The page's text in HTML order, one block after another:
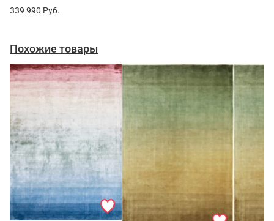
339 990 Руб.
Похожие товары